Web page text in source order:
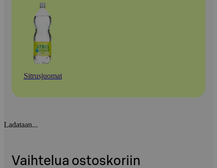
Sitrusjuomat
Ladataan...
Vaihtelua ostoskoriin